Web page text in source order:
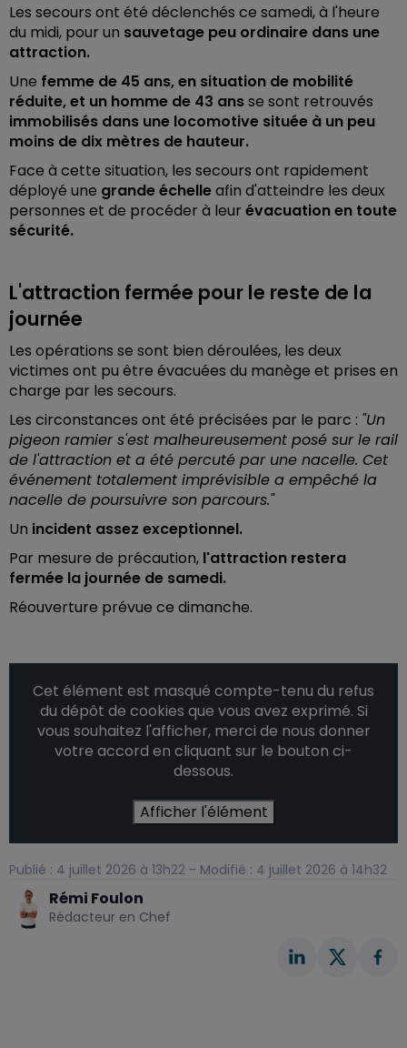
Les secours ont été déclenchés ce samedi, à l'heure
du midi, pour un sauvetage peu ordinaire dans une
attraction.
Une femme de 45 ans, en situation de mobilité
réduite, et un homme de 43 ansse sont retrouvés
immobilisés dans une locomotive située à un peu
moins de dix mètres de hauteur.
Face à cette situation, les secours ont rapidement
déployé une grande échelleafin d'atteindre les deux
personnes et de procéder à leur évacuation en toute
sécurité.
L'attraction fermée pour le reste de la
journée
Les opérations se sont bien déroulées, les deux
victimes ont pu être évacuées du manège et prises en
charge par les secours.
Les circonstances ont été précisées par le parc : "Un
pigeon ramier s'est malheureusement posé sur le rail
de l'attraction et a été percuté par une nacelle. Cet
événement totalement imprévisible a empêché la
nacelle de poursuivre son parcours."
Un incident assez exceptionnel.
Par mesure de précaution, l'attraction restera
fermée la journée de samedi.
Réouverture prévue ce dimanche.
Cet élément est masqué compte-tenu du refus
du dépôt de cookies que vous avez exprimé. Si
vous souhaitez l'afficher, merci de nous donner
votre accord en cliquant sur le bouton ci-
dessous.
Afficher l'élément
Publié : 4 juillet 2026 à 13h22 - Modifié : 4 juillet 2026 à 14h32
Rémi Foulon
Rédacteur en Chef